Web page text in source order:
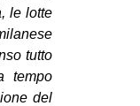
le lotte
tutto
tempo
del